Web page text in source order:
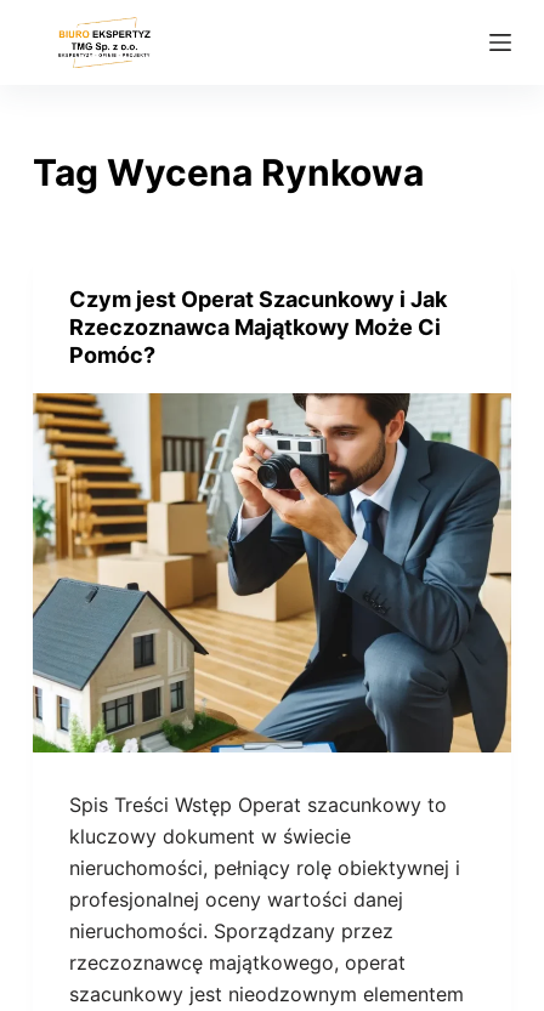
Tag Wycena Rynkowa
Czym jest Operat Szacunkowy i Jak
Rzeczoznawca Majątkowy Może Ci
Pomóc?
Spis Treści Wstęp Operat szacunkowy to
kluczowy dokument w świecie
nieruchomości, pełniący rolę obiektywnej i
profesjonalnej oceny wartości danej
nieruchomości. Sporządzany przez
rzeczoznawcę majątkowego, operat
szacunkowy jest nieodzownym elementem